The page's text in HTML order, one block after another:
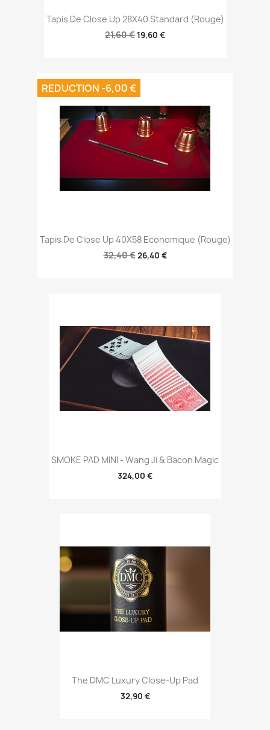
Tapis De Close Up 28X40 Standard (Rouge)
21,60 €19,60 €
Tapis De Close Up 40X58 Economique (Rouge)
32,40 €26,40 €
REDUCTION -6,00 €
SMOKE PAD MINI - Wang Ji & Bacon Magic
324,00 €
The DMC Luxury Close-Up Pad
32,90 €